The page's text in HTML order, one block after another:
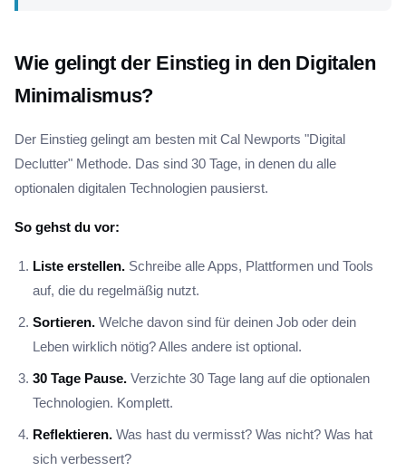
Wie gelingt der Einstieg in den Digitalen
Minimalismus?
Der Einstieg gelingt am besten mit Cal Newports "Digital
Declutter" Methode. Das sind 30 Tage, in denen du alle
optionalen digitalen Technologien pausierst.
So gehst du vor:
Liste erstellen. Schreibe alle Apps, Plattformen und Tools
auf, die du regelmäßig nutzt.
Sortieren. Welche davon sind für deinen Job oder dein
Leben wirklich nötig? Alles andere ist optional.
30 Tage Pause. Verzichte 30 Tage lang auf die optionalen
Technologien. Komplett.
Reflektieren. Was hast du vermisst? Was nicht? Was hat
sich verbessert?